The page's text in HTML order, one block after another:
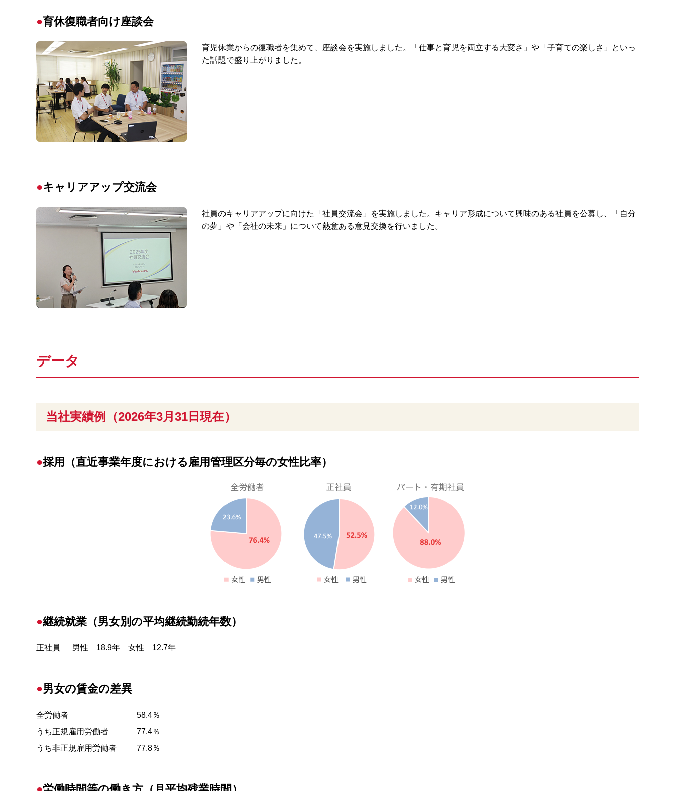
育休復職者向け座談会
育児休業からの復職者を集めて、座談会を実施しました。「仕事と育児を両立する大変さ」や「子育ての楽しさ」といっ
た話題で盛り上がりました。
キャリアアップ交流会
社員のキャリアアップに向けた「社員交流会」を実施しました。キャリア形成について興味のある社員を公募し、「自分
の夢」や「会社の未来」について熱意ある意見交換を行いました。
データ
当社実績例（2026年3月31日現在）
採用（直近事業年度における雇用管理区分毎の女性比率）
継続就業（男女別の平均継続勤続年数）
正社員 男性 18.9年 女性 12.7年
男女の賃金の差異
全労働者
58.4％
うち正規雇用労働者
77.4％
うち非正規雇用労働者
77.8％